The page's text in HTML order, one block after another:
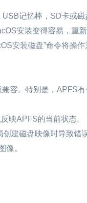
USB记忆棒，SD卡或
安装变得容易，重新
安装磁盘”命令将操作
容。特别是，APFS
映APFS的当前状态。
建磁盘映像时导致错
像。